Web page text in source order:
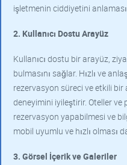
işletmenin ciddiyetini
2. Kullanıcı Dostu Arayüz
Kullanıcı dostu bir arayüz,
bulmasını sağlar. Hızlı ve
rezervasyon süreci ve etkili bir
deneyimini iyileştirir. Oteller ve
rezervasyon yapabilmesi ve
mobil uyumlu ve hızlı olması
3. Görsel İçerik ve Galeriler